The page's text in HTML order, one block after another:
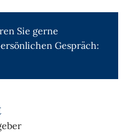
Sie gerne
Gespräch: